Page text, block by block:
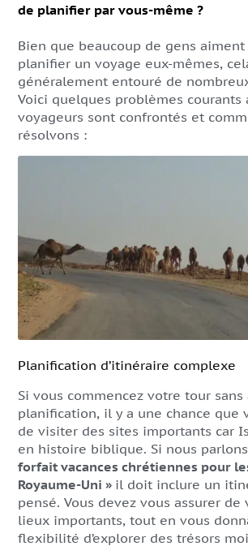
de planifier par vous-même ?
Bien que beaucoup de gens aiment
planifier un voyage eux-mêmes,
généralement entouré de
Voici quelques problèmes courants
voyageurs sont confrontés et
résolvons :
Planification d’itinéraire complexe
Si vous commencez votre tour sans
planification, il y a une chance que
de visiter des sites importants car
en histoire biblique. Si nous parlons
forfait vacances chrétiennes pour
Royaume-Uni » il doit inclure un
pensé. Vous devez vous assurer
lieux importants, tout en vous
flexibilité d’explorer des trésors